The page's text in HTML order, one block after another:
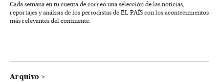
Cada semana en tu cuenta de correo una selección de las noticias,
reportajes y análisis de los periodistas de EL PAÍS con los acontecimientos
más relevantes del continente.
Arquivo